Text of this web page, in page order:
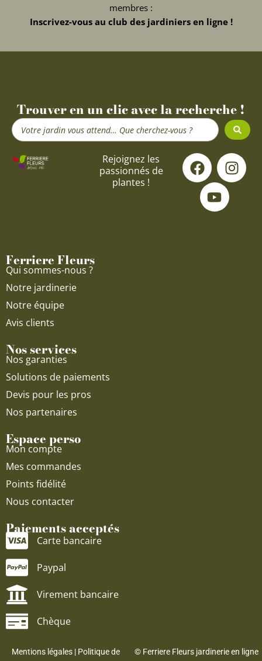
membres :
Inscrivez-vous au club des jardiniers en ligne !
Trouver en un clic avec la recherche !
Search
...
Rejoignez les
passionnés de
plantes !
F
a
c
e
I
n
s
Y
o
u
t
u
Ferriere Fleurs
Qui sommes-nous ?
Notre jardinerie
Notre équipe
Avis clients
Nos services
Nos garanties
Solutions de paiements
Devis pour les pros
Nos partenaires
Espace perso
Mon compte
Mes commandes
Points fidélité
Nous contacter
Paiements acceptés
Carte bancaire
Paypal
Virement bancaire
Chèque
Mentions légales| Politique de © Ferriere Fleurs jardinerie en ligne